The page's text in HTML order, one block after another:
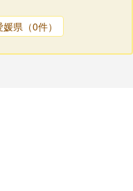
媛県（0件）